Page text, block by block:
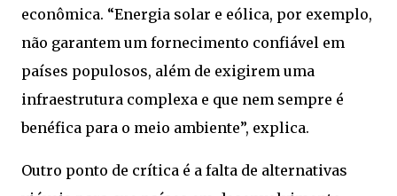
econômica. “Energia solar e eólica, por exemplo,
não garantem um fornecimento confiável em
países populosos, além de exigirem uma
infraestrutura complexa e que nem sempre é
benéfica para o meio ambiente”, explica.
Outro ponto de crítica é a falta de alternativas